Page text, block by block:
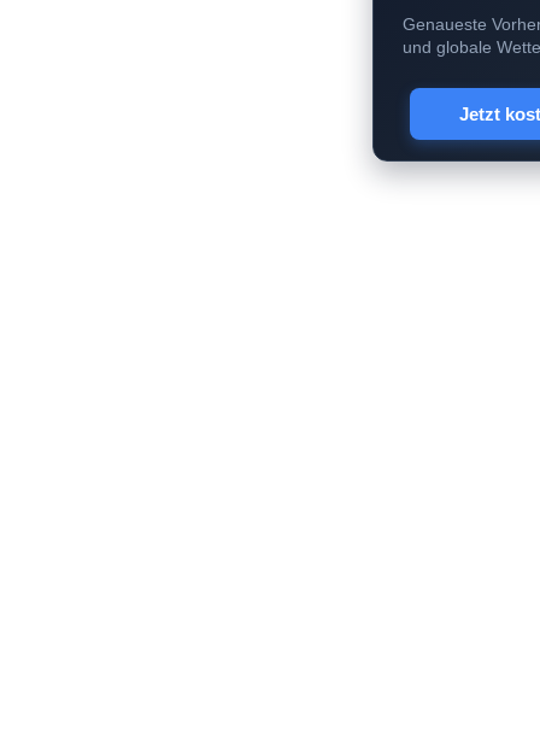
Genaueste
und globale
Jetzt